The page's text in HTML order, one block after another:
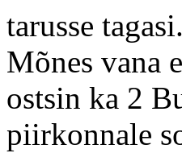
tarusse
Mõnes vana
ostsin ka 2
piirkonnale